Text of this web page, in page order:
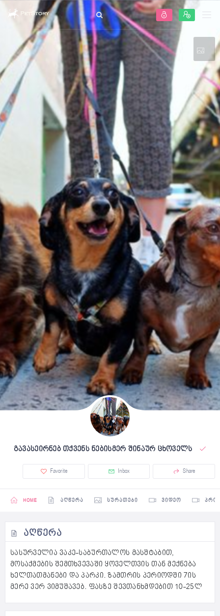
გავასეირნებ თქვენს ნებისმერ შინაურ ცხოველს
Favorite Inbox Share
HOME ᲐᲦᲬᲔᲠᲐ ᲡᲣᲠᲐᲗᲔᲑᲘ ᲕᲘᲓᲔᲝ
ᲐᲦᲬᲔᲠᲐ
სასურველია ვაკე-საბურთალოს მასშტაბით,
მოსაქმების შემთხვევაში ყოველთვის თან მექნება
ხელთათმანები და პარკი. ზამთრის პერიოდში 7ის
მერე ვერ ვიმუშავებ. ფასზე შევთანხმდებით 10-25ლ